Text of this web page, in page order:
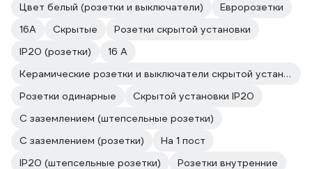
Цвет белый (розетки и выключатели)
Евророзетки
16А
Скрытые
Розетки скрытой установки
IP20 (розетки)
16 А
Керамические розетки и выключатели скрытой установки
Розетки одинарные
Скрытой установки IP20
С заземлением (штепсельные розетки)
С заземлением (розетки)
На 1 пост
IP20 (штепсельные розетки)
Розетки внутренние